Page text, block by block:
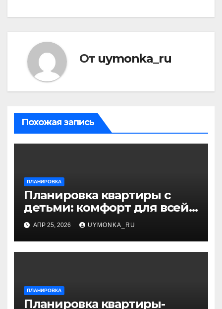
От uymonka_ru
Похожая запись
ПЛАНИРОВКА
Планировка квартиры с
детьми: комфорт для всей
семьи и разумный дизайн
АПР 25, 2026 UYMONKA_RU
ПЛАНИРОВКА
Планировка квартиры-